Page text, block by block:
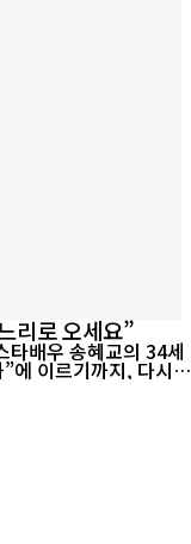
리로 오세요”
배우 송혜교의 34세
에 이르기까지, 다시
곳은 늘 한국 스
중국 텅쉰망이 22일
최우수인기상을 받